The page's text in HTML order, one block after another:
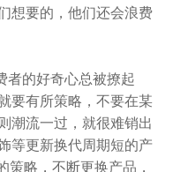
想要的，他们还会浪费
者的好奇心总被撩起
要有所策略，不要在某
潮流一过，就很难销出
等更新换代周期短的产
策略，不断更换产品，